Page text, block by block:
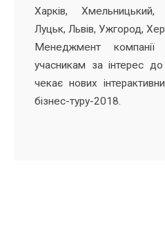
Харків, Хмельницький,
Луцьк, Львів, Ужгород,
Менеджмент
учасникам за інтерес до
чекає нових
бізнес-туру-2018.